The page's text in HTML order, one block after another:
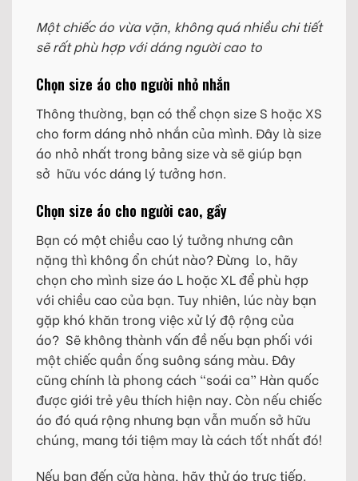
Một chiếc áo vừa vặn, không quá nhiều chi tiết
sẽ rất phù hợp với dáng người cao to
Chọn size áo cho người nhỏ nhắn
Thông thường, bạn có thể chọn size S hoặc XS
cho form dáng nhỏ nhắn của mình. Đây là size
áo nhỏ nhất trong bảng size và sẽ giúp bạn
sở hữu vóc dáng lý tưởng hơn.
Chọn size áo cho người cao, gầy
Bạn có một chiều cao lý tưởng nhưng cân
nặng thì không ổn chút nào? Đừng lo, hãy
chọn cho mình size áo L hoặc XL để phù hợp
với chiều cao của bạn. Tuy nhiên, lúc này bạn
gặp khó khăn trong việc xử lý độ rộng của
áo? Sẽ không thành vấn đề nếu bạn phối với
một chiếc quần ống suông sáng màu. Đây
cũng chính là phong cách “soái ca” Hàn quốc
được giới trẻ yêu thích hiện nay. Còn nếu chiếc
áo đó quá rộng nhưng bạn vẫn muốn sở hữu
chúng, mang tới tiệm may là cách tốt nhất đó!
Nếu bạn đến cửa hàng, hãy thử áo trực tiếp.